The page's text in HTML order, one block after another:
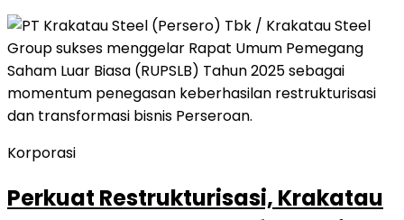
Korporasi
Perkuat Restrukturisasi, Krakatau